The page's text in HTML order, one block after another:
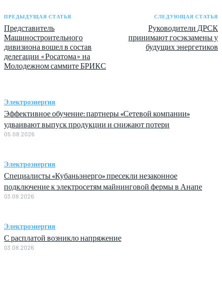
ПРЕДЫДУЩАЯ СТАТЬЯ
Представитель
Машиностроительного
дивизиона вошел в состав
делегации «Росатома» на
Молодежном саммите БРИКС
СЛЕДУЮЩАЯ СТАТЬЯ
Руководители ДРСК
принимают госэкзамены у
будущих энергетиков
Электроэнергия
Эффективное обучение: партнеры «Сетевой компании»
удваивают выпуск продукции и снижают потери
05.08.2026
Электроэнергия
Специалисты «Кубаньэнерго» пресекли незаконное
подключение к электросетям майнинговой фермы в Анапе
03.08.2026
Электроэнергия
С расплатой возникло напряжение
03.08.2026